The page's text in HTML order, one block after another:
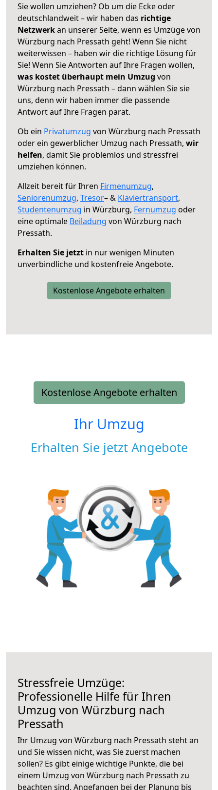
Sie wollen umziehen? Ob um die Ecke oder
deutschlandweit – wir haben das richtige
Netzwerkan unserer Seite, wenn es Umzüge von
Würzburg nach Pressath geht! Wenn Sie nicht
weiterwissen – haben wir die richtige Lösung für
Sie! Wenn Sie Antworten auf Ihre Fragen wollen,
was kostet überhaupt mein Umzug von
Würzburg nach Pressath – dann wählen Sie sie
uns, denn wir haben immer die passende
Antwort auf Ihre Fragen parat.
Ob ein Privatumzug von Würzburg nach Pressath
oder ein gewerblicher Umzug nach Pressath, wir
helfen, damit Sie problemlos und stressfrei
umziehen können.
Allzeit bereit für Ihren Firmenumzug,
Seniorenumzug, Tresor– & Klaviertransport,
Studentenumzug in Würzburg, Fernumzug oder
eine optimale Beiladung von Würzburg nach
Pressath.
Erhalten Sie jetzt in nur wenigen Minuten
unverbindliche und kostenfreie Angebote.
Kostenlose Angebote erhalten
Kostenlose Angebote erhalten
Ihr Umzug
Erhalten Sie jetzt Angebote
Stressfreie Umzüge:
Professionelle Hilfe für Ihren
Umzug von Würzburg nach
Pressath
Ihr Umzug von Würzburg nach Pressath steht an
und Sie wissen nicht, was Sie zuerst machen
sollen? Es gibt einige wichtige Punkte, die bei
einem Umzug von Würzburg nach Pressath zu
beachten sind. Angefangen bei der Planung bis